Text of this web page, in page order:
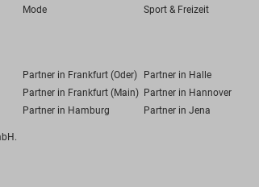
Mode Sport & Freizeit
Partner in Frankfurt (Oder) Partner in Halle
Partner in Frankfurt (Main) Partner in Hannover
Partner in Hamburg Partner in Jena